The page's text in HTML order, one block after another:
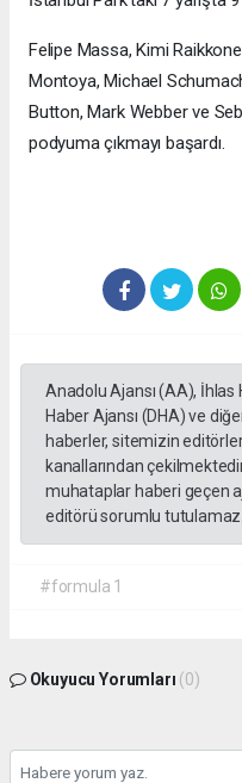
Felipe Massa, Kimi
Montoya, Michael
Button, Mark Webber ve
podyuma çıkmayı başardı.
Anadolu Ajansı (AA), İhlas
Haber Ajansı (DHA) ve
haberler, sitemizin
kanallarından
muhataplar haberi geçen
editörü sorumlu
#formula 1
Okuyucu Yorumları (0)